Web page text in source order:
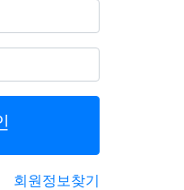
회원정보찾기